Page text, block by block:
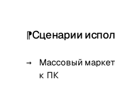
Сценарии
Массовый
к ПК